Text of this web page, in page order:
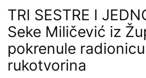
TRI SESTRE I
Seke Miličević iz
pokrenule radionicu
rukotvorina